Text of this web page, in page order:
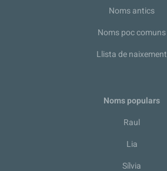
Noms antics
Noms poc comuns
Llista de naixement
Noms populars
Raul
Lia
Sílvia